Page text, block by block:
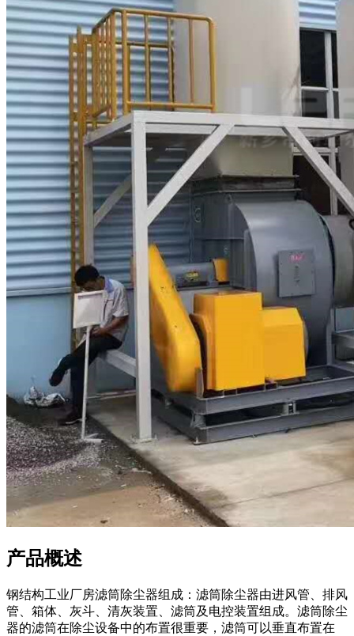
产品概述
钢结构工业厂房滤筒除尘器组成：滤筒除尘器由进风管、排风
管、箱体、灰斗、清灰装置、滤筒及电控装置组成。滤筒除尘
器的滤筒在除尘设备中的布置很重要，滤筒可以垂直布置在